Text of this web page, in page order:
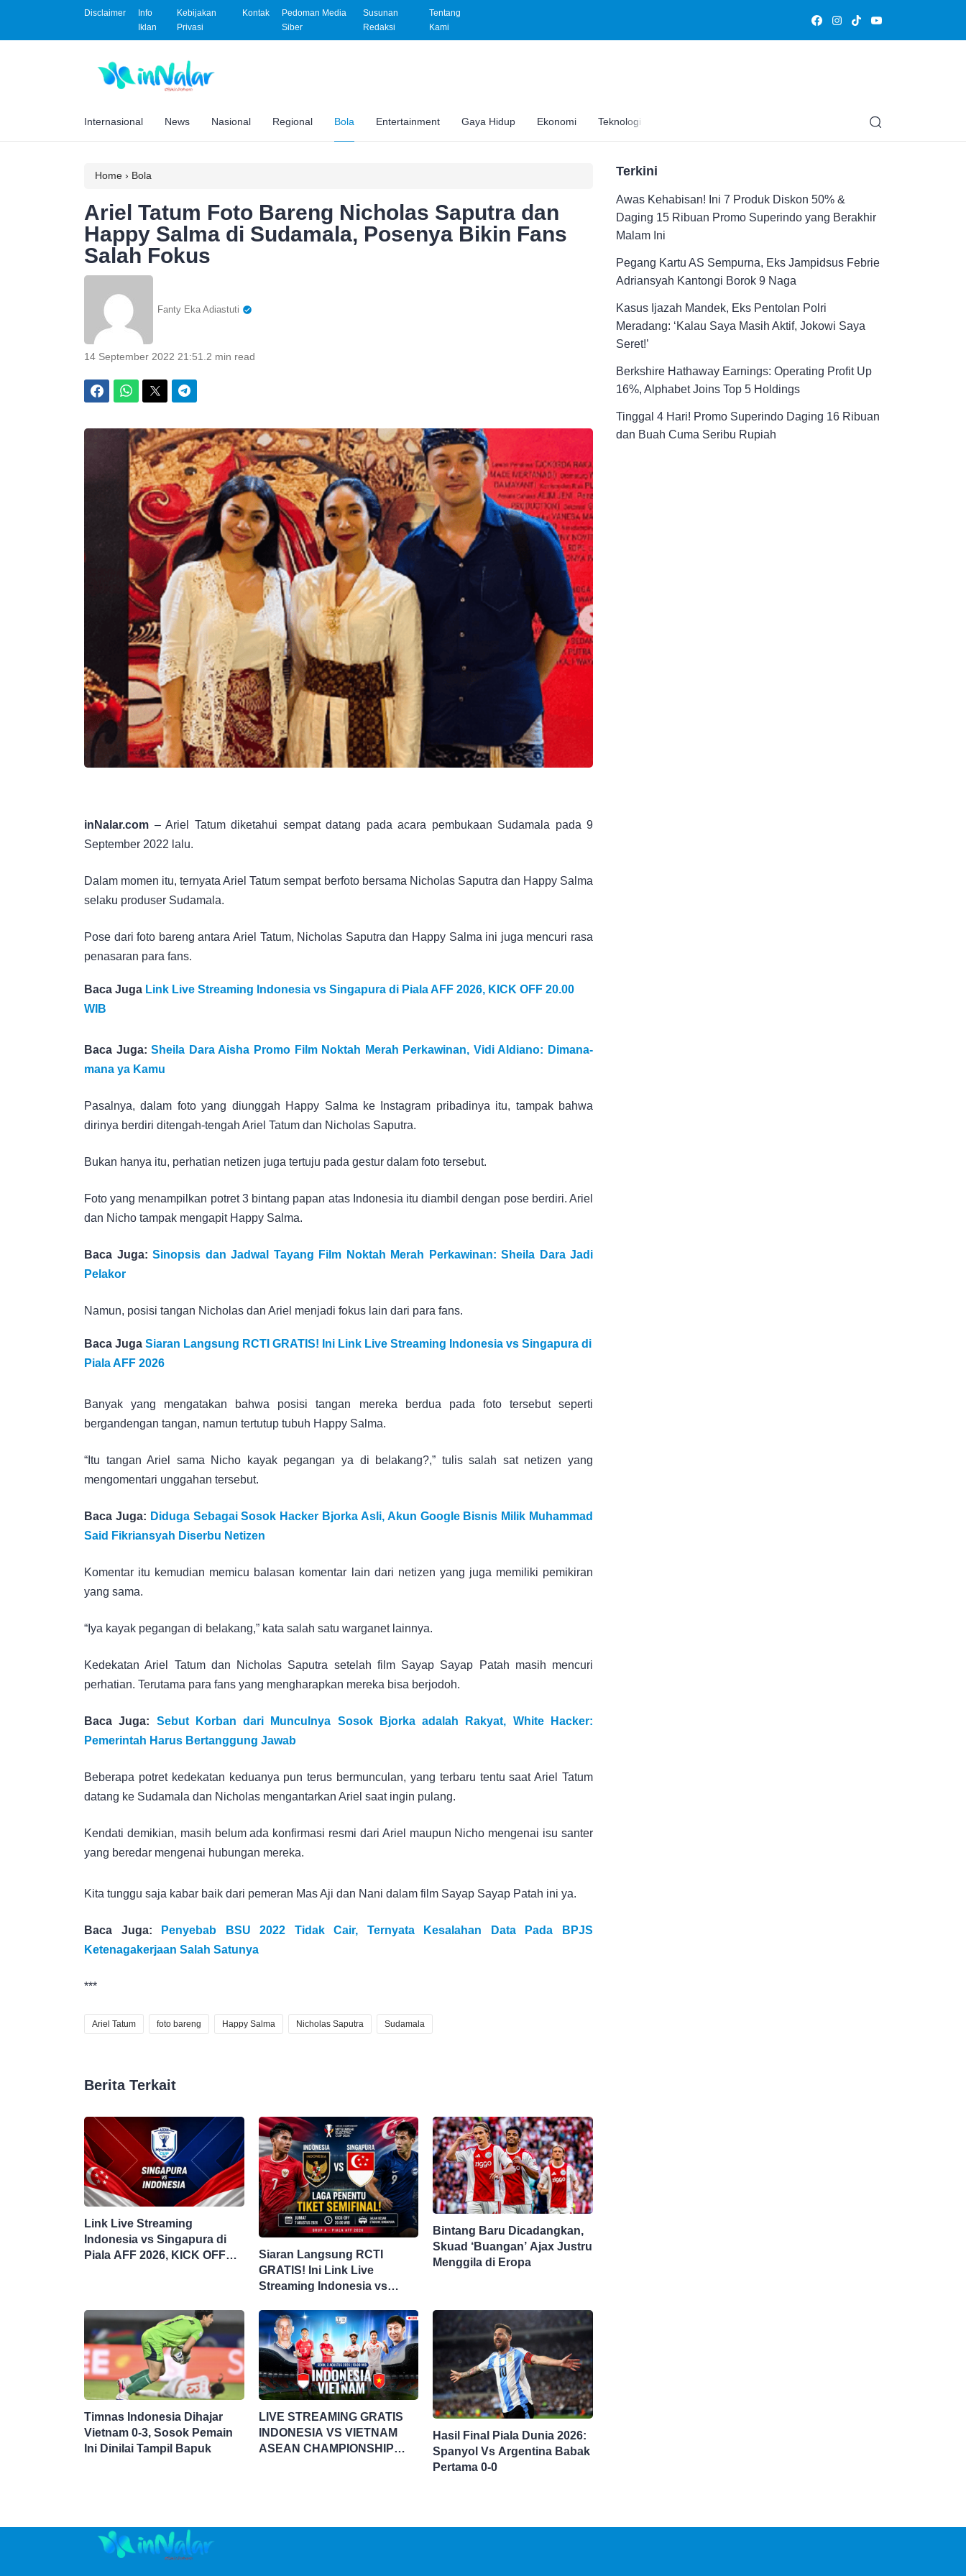
Disclaimer
Info
Iklan
Kebijakan
Privasi
Kontak
Pedoman Media
Siber
Susunan
Redaksi
Tentang
Kami
Internasional News Nasional Regional Bola Entertainment Gaya Hidup Ekonomi Teknologi Edukasi
Home › Bola
Ariel Tatum Foto Bareng Nicholas Saputra dan
Happy Salma di Sudamala, Posenya Bikin Fans
Salah Fokus
Fanty Eka Adiastuti
14 September 2022 21:51 2 min read
inNalar.com – Ariel Tatum diketahui sempat datang pada acara pembukaan Sudamala pada 9
September 2022 lalu.
Dalam momen itu, ternyata Ariel Tatum sempat berfoto bersama Nicholas Saputra dan Happy Salma
selaku produser Sudamala.
Pose dari foto bareng antara Ariel Tatum, Nicholas Saputra dan Happy Salma ini juga mencuri rasa
penasaran para fans.
Baca Juga Link Live Streaming Indonesia vs Singapura di Piala AFF 2026, KICK OFF 20.00
WIB
Baca Juga:Sheila Dara Aisha Promo Film Noktah Merah Perkawinan, Vidi Aldiano: Dimana-
mana ya Kamu
Pasalnya, dalam foto yang diunggah Happy Salma ke Instagram pribadinya itu, tampak bahwa
dirinya berdiri ditengah-tengah Ariel Tatum dan Nicholas Saputra.
Bukan hanya itu, perhatian netizen juga tertuju pada gestur dalam foto tersebut.
Foto yang menampilkan potret 3 bintang papan atas Indonesia itu diambil dengan pose berdiri. Ariel
dan Nicho tampak mengapit Happy Salma.
Baca Juga: Sinopsis dan Jadwal Tayang Film Noktah Merah Perkawinan: Sheila Dara Jadi
Pelakor
Namun, posisi tangan Nicholas dan Ariel menjadi fokus lain dari para fans.
Baca Juga Siaran Langsung RCTI GRATIS! Ini Link Live Streaming Indonesia vs Singapura di
Piala AFF 2026
Banyak yang mengatakan bahwa posisi tangan mereka berdua pada foto tersebut seperti
bergandengan tangan, namun tertutup tubuh Happy Salma.
“Itu tangan Ariel sama Nicho kayak pegangan ya di belakang?,” tulis salah sat netizen yang
mengomentari unggahan tersebut.
Baca Juga: Diduga Sebagai Sosok Hacker Bjorka Asli, Akun Google Bisnis Milik Muhammad
Said Fikriansyah Diserbu Netizen
Komentar itu kemudian memicu balasan komentar lain dari netizen yang juga memiliki pemikiran
yang sama.
“Iya kayak pegangan di belakang,” kata salah satu warganet lainnya.
Kedekatan Ariel Tatum dan Nicholas Saputra setelah film Sayap Sayap Patah masih mencuri
perhatian. Terutama para fans yang mengharapkan mereka bisa berjodoh.
Baca Juga: Sebut Korban dari Munculnya Sosok Bjorka adalah Rakyat, White Hacker:
Pemerintah Harus Bertanggung Jawab
Beberapa potret kedekatan keduanya pun terus bermunculan, yang terbaru tentu saat Ariel Tatum
datang ke Sudamala dan Nicholas mengantarkan Ariel saat ingin pulang.
Kendati demikian, masih belum ada konfirmasi resmi dari Ariel maupun Nicho mengenai isu santer
yang beredar mengenai hubungan mereka.
Kita tunggu saja kabar baik dari pemeran Mas Aji dan Nani dalam film Sayap Sayap Patah ini ya.
Baca Juga:
Penyebab BSU 2022 Tidak Cair, Ternyata Kesalahan Data Pada BPJS
Ketenagakerjaan Salah Satunya
***
Ariel Tatum foto bareng Happy Salma Nicholas Saputra Sudamala
Berita Terkait
Link Live Streaming
Indonesia vs Singapura di
Piala AFF 2026, KICK OFF
Siaran Langsung RCTI
GRATIS! Ini Link Live
Streaming Indonesia vs
Bintang Baru Dicadangkan,
Skuad ‘Buangan’ Ajax Justru
Menggila di Eropa
Timnas Indonesia Dihajar
Vietnam 0-3, Sosok Pemain
Ini Dinilai Tampil Bapuk
LIVE STREAMING GRATIS
INDONESIA VS VIETNAM
ASEAN CHAMPIONSHIP
Hasil Final Piala Dunia 2026:
Spanyol Vs Argentina Babak
Pertama 0-0
Terkini
Awas Kehabisan! Ini 7 Produk Diskon 50% &
Daging 15 Ribuan Promo Superindo yang Berakhir
Malam Ini
Pegang Kartu AS Sempurna, Eks Jampidsus Febrie
Adriansyah Kantongi Borok 9 Naga
Kasus Ijazah Mandek, Eks Pentolan Polri
Meradang: ‘Kalau Saya Masih Aktif, Jokowi Saya
Seret!’
Berkshire Hathaway Earnings: Operating Profit Up
16%, Alphabet Joins Top 5 Holdings
Tinggal 4 Hari! Promo Superindo Daging 16 Ribuan
dan Buah Cuma Seribu Rupiah